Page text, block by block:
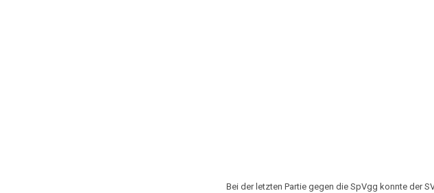
Bei der letzten Partie gegen die SpVgg konnte der